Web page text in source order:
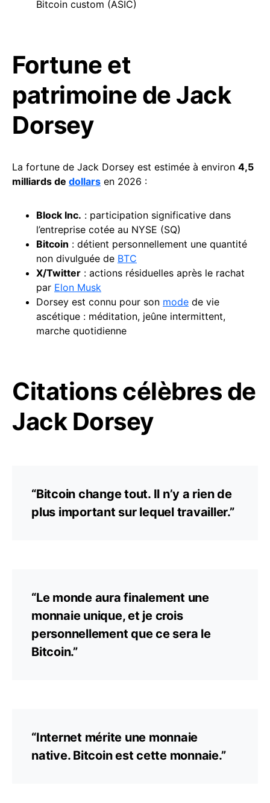
Bitcoin custom (ASIC)
Fortune et
patrimoine de Jack
Dorsey
La fortune de Jack Dorsey est estimée à environ 4,5
milliards de dollars en 2026 :
Block Inc. : participation significative dans
l’entreprise cotée au NYSE (SQ)
Bitcoin : détient personnellement une quantité
non divulguée de BTC
X/Twitter : actions résiduelles après le rachat
par Elon Musk
Dorsey est connu pour son mode de vie
ascétique : méditation, jeûne intermittent,
marche quotidienne
Citations célèbres de
Jack Dorsey
“Bitcoin change tout. Il n’y a rien de
plus important sur lequel travailler.”
“Le monde aura finalement une
monnaie unique, et je crois
personnellement que ce sera le
Bitcoin.”
“Internet mérite une monnaie
native. Bitcoin est cette monnaie.”